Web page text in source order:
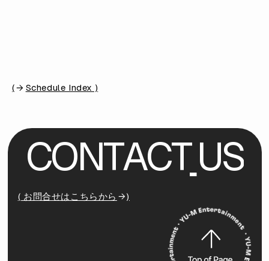
( Schedule Index )
CONTACT US
( お問合せはこちらから )